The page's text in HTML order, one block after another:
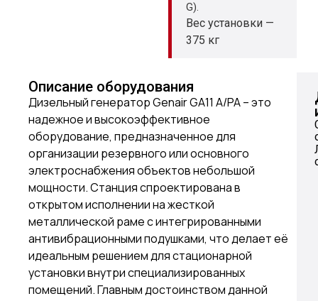
G).
Вес установки —
375 кг
Описание оборудования
Дизельный генератор Genair GA11 A/PA – это
надежное и высокоэффективное
оборудование, предназначенное для
организации резервного или основного
электроснабжения объектов небольшой
мощности. Станция спроектирована в
открытом исполнении на жесткой
металлической раме с интегрированными
антивибрационными подушками, что делает её
идеальным решением для стационарной
установки внутри специализированных
помещений. Главным достоинством данной